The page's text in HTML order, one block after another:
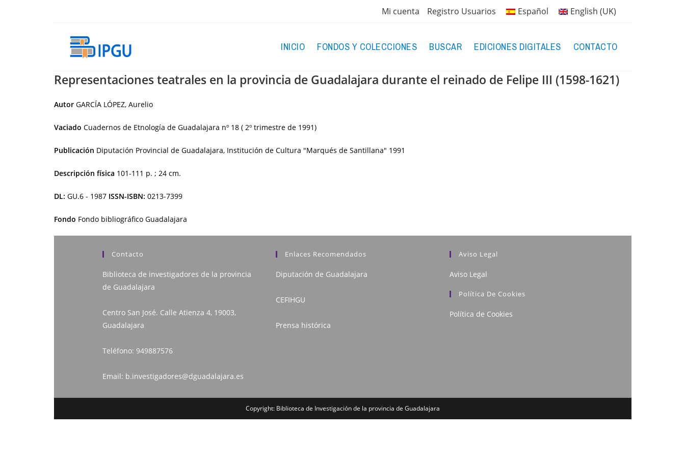
Mi cuenta Registro Usuarios Español English (UK)
INICIO FONDOS Y COLECCIONES BUSCAR EDICIONES DIGITALES CONTACTO
Representaciones teatrales en la provincia de Guadalajara durante el reinado de Felipe III (1598-1621)
Autor GARCÍA LÓPEZ, Aurelio
Vaciado Cuadernos de Etnología de Guadalajara nº 18 ( 2º trimestre de 1991)
Publicación Diputación Provincial de Guadalajara, Institución de Cultura "Marqués de Santillana" 1991
Descripción física 101-111 p. ; 24 cm.
DL: GU.6 - 1987 ISSN-ISBN: 0213-7399
Fondo Fondo bibliográfico Guadalajara
Contacto
Biblioteca de investigadores de la provincia
de Guadalajara
Centro San José. Calle Atienza 4, 19003,
Guadalajara
Teléfono: 949887576
Email: b.investigadores@dguadalajara.es
Enlaces Recomendados
Diputación de Guadalajara
CEFIHGU
Prensa histórica
Aviso Legal
Aviso Legal
Política De Cookies
Política de Cookies
Copyright: Biblioteca de Investigación de la provincia de Guadalajara